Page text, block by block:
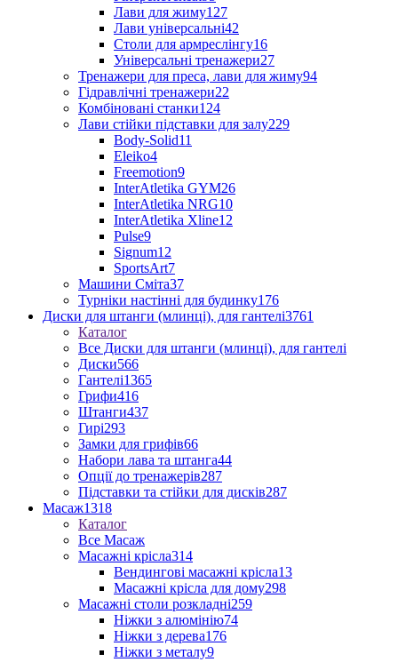
Лави для жиму127
Лави універсальні42
Столи для армреслінгу16
Універсальні тренажери27
Тренажери для преса, лави для жиму94
Гідравлічні тренажери22
Комбіновані станки124
Лави стійки підставки для залу229
Body-Solid11
Eleiko4
Freemotion9
InterAtletika GYM26
InterAtletika NRG10
InterAtletika Xline12
Pulse9
Signum12
SportsArt7
Машини Сміта37
Турніки настінні для будинку176
Диски для штанги (млинці), для гантелі3761
Каталог
Все Диски для штанги (млинці), для гантелі
Диски566
Гантелі1365
Грифи416
Штанги437
Гирі293
Замки для грифів66
Набори лава та штанга44
Опції до тренажерів287
Підставки та стійки для дисків287
Масаж1318
Каталог
Все Масаж
Масажні крісла314
Вендингові масажні крісла13
Масажні крісла для дому298
Масажні столи розкладні259
Ніжки з алюмінію74
Ніжки з дерева176
Ніжки з металу9